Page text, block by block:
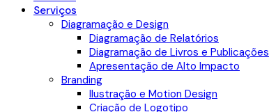
Serviços
Diagramação e Design
Diagramação de Relatórios
Diagramação de Livros e Publicações
Apresentação de Alto Impacto
Branding
Ilustração e Motion Design
Criação de Logotipo